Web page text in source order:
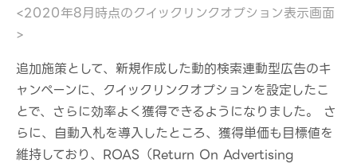
<2020年8月時点のクイックリンクオプション表示画面
>
追加施策として、新規作成した動的検索連動型広告のキ
ャンペーンに、クイックリンクオプションを設定したこ
とで、さらに効率よく獲得できるようになりました。 さ
らに、自動入札を導入したところ、獲得単価も目標値を
維持しており、ROAS（Return On Advertising